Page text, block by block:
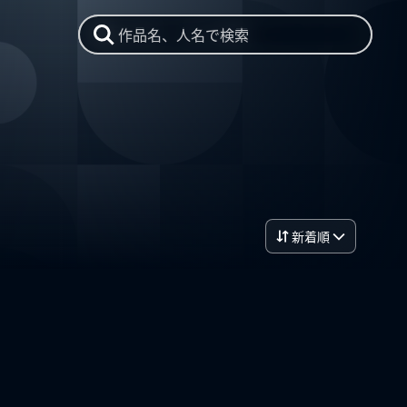
作品名、人名で検索
新着順